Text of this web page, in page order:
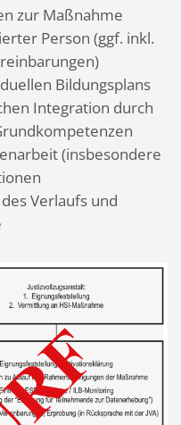
zur Maßnahme
Person (ggf. inkl.
Bildungsplans
Integration durch
(insbesondere
Verlaufs und